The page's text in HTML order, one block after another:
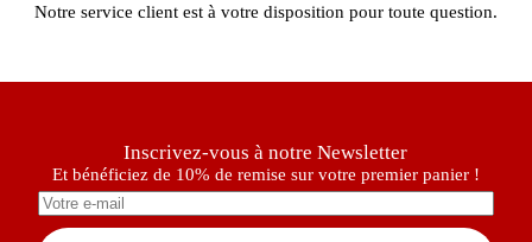
Notre service client est à votre disposition pour toute question.
Inscrivez-vous à notre Newsletter
Et bénéficiez de 10% de remise sur votre premier panier !